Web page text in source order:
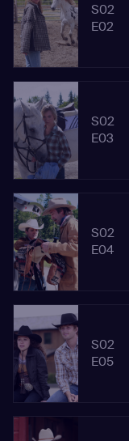
S02
E02
S02
E03
S02
E04
S02
E05